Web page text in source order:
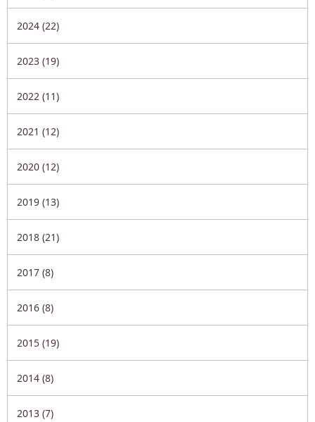
2024 (22)
2023 (19)
2022 (11)
2021 (12)
2020 (12)
2019 (13)
2018 (21)
2017 (8)
2016 (8)
2015 (19)
2014 (8)
2013 (7)